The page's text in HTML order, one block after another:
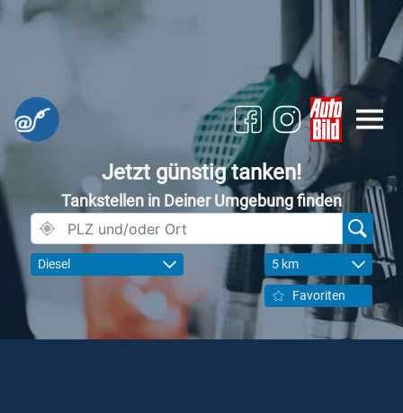
Jetzt günstig tanken!
Tankstellen in Deiner Umgebung finden
Diesel 5 km
Favoriten